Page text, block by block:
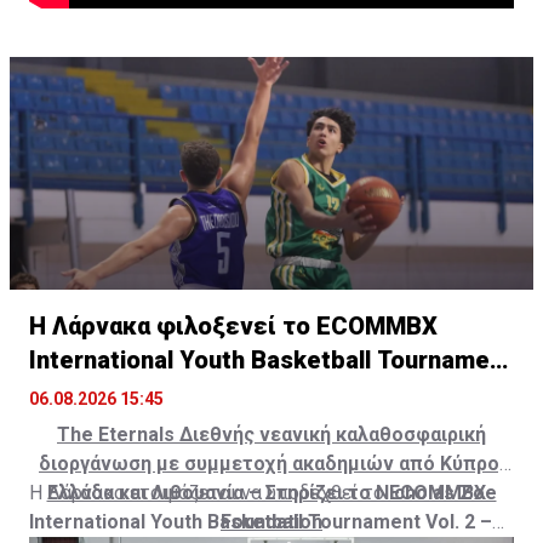
Η Λάρνακα φιλοξενεί το ECOMMBX
International Youth Basketball Tournament
Vol.2
06.08.2026 15:45
The Eternals Διεθνής νεανική καλαθοσφαιρική
διοργάνωση με συμμετοχή ακαδημιών από Κύπρο,
Ελλάδα και Λιθουανία – Στηρίζει το Nicholas Zoe
Foundation
Η Λάρνακα ετοιμάζεται να υποδεχθεί τοECOMMBX
International Youth Basketball Tournament Vol. 2 –